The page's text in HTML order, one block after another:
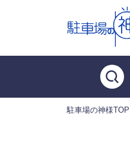
駐車場の神様TOP